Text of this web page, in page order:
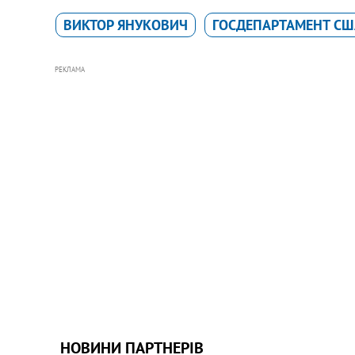
ВИКТОР ЯНУКОВИЧ ГОСДЕПАРТАМЕНТ
РЕКЛАМА